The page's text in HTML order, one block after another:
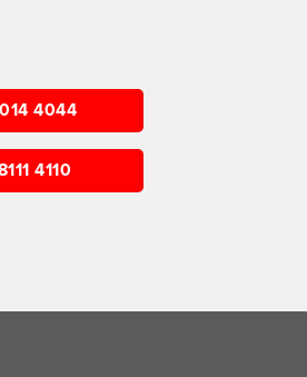
4044
4110